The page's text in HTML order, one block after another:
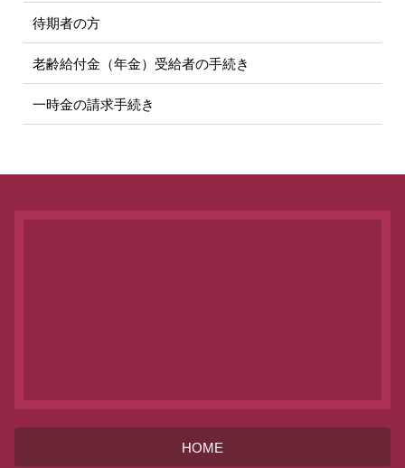
待期者の方
老齢給付金（年金）受給者の手続き
一時金の請求手続き
HOME